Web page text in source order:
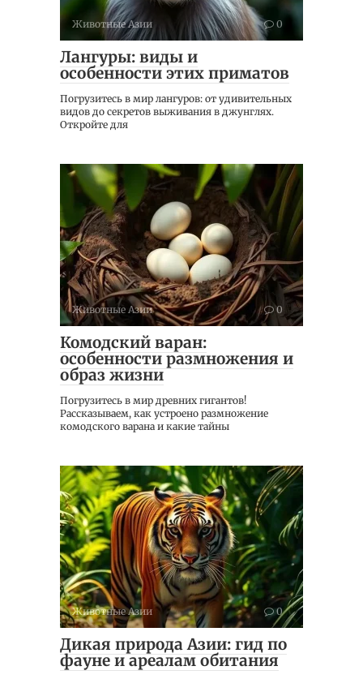
Животные Азии 0
Лангуры: виды и
особенности этих приматов
Погрузитесь в мир лангуров: от удивительных
видов до секретов выживания в джунглях.
Откройте для
Животные Азии 0
Комодский варан:
особенности размножения и
образ жизни
Погрузитесь в мир древних гигантов!
Рассказываем, как устроено размножение
комодского варана и какие тайны
Животные Азии 0
Дикая природа Азии: гид по
фауне и ареалам обитания